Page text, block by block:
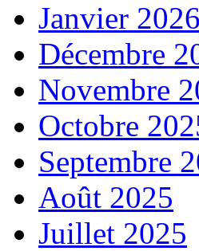
Janvier 2026
Décembre
Novembre
Octobre
Septembre
Août 2025
Juillet 2025